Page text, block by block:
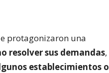
protagonizaron una
resolver sus demandas,
establecimientos o